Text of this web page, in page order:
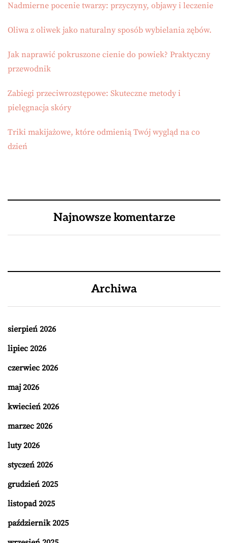
Nadmierne pocenie twarzy: przyczyny, objawy i leczenie
Oliwa z oliwek jako naturalny sposób wybielania zębów.
Jak naprawić pokruszone cienie do powiek? Praktyczny
przewodnik
Zabiegi przeciwrozstępowe: Skuteczne metody i
pielęgnacja skóry
Triki makijażowe, które odmienią Twój wygląd na co
dzień
Najnowsze komentarze
Archiwa
sierpień 2026
lipiec 2026
czerwiec 2026
maj 2026
kwiecień 2026
marzec 2026
luty 2026
styczeń 2026
grudzień 2025
listopad 2025
październik 2025